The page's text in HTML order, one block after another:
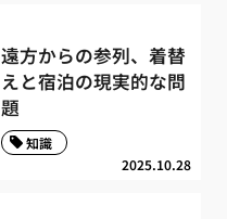
遠方からの参列、着替
えと宿泊の現実的な問
題
2025.10.28
知識